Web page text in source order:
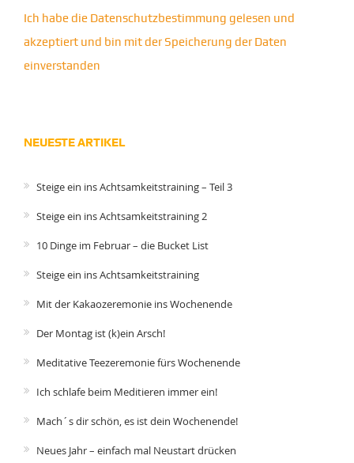
Ich habe die Datenschutzbestimmung gelesen und
akzeptiert und bin mit der Speicherung der Daten
einverstanden
NEUESTE ARTIKEL
Steige ein ins Achtsamkeitstraining – Teil 3
Steige ein ins Achtsamkeitstraining 2
10 Dinge im Februar – die Bucket List
Steige ein ins Achtsamkeitstraining
Mit der Kakaozeremonie ins Wochenende
Der Montag ist (k)ein Arsch!
Meditative Teezeremonie fürs Wochenende
Ich schlafe beim Meditieren immer ein!
Mach´s dir schön, es ist dein Wochenende!
Neues Jahr – einfach mal Neustart drücken